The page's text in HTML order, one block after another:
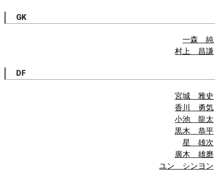
GK
一森 純
村上 昌謙
DF
宮城 雅史
香川 勇気
小池 龍太
黒木 恭平
星 雄次
廣木 雄磨
ユン シンヨン